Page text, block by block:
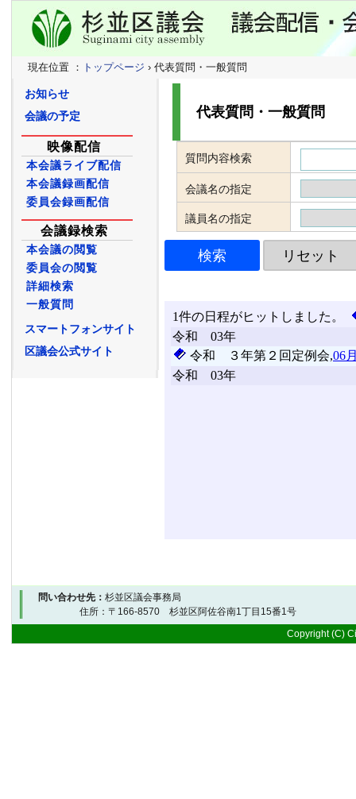
現在位置 ： トップページ › 代表質問・一般質問
代表質問・一般質問
質問内容検索
会議名の指定
議員名の指定
お知らせ
会議の予定
映像配信
本会議ライブ配信
本会議録画配信
委員会録画配信
会議録検索
本会議の閲覧
委員会の閲覧
詳細検索
一般質問
スマートフォンサイト
区議会公式サイト
問い合わせ先： 杉並区議会事務局
住所：〒166-8570 杉並区阿佐谷南1丁目15番1号 電
Copyright (C)